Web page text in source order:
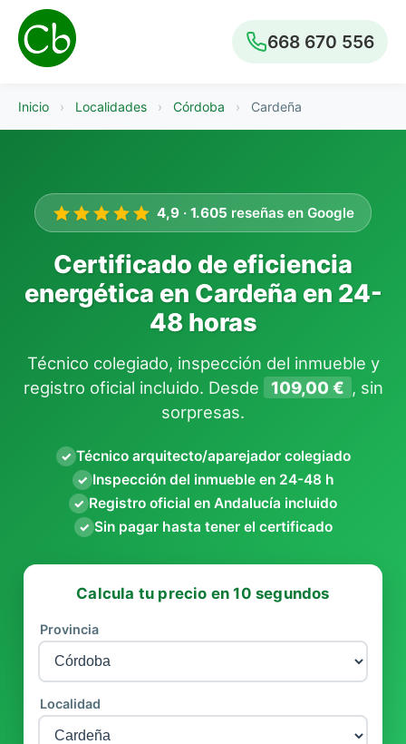
668 670 556
Inicio › Localidades › Córdoba › Cardeña
4,9 · 1.605 reseñas en Google
Certificado de eficiencia
energética en Cardeña en 24-
48 horas
Técnico colegiado, inspección del inmueble y
registro oficial incluido. Desde
109,00 € , sin
sorpresas.
✓ Técnico arquitecto/aparejador colegiado
✓ Inspección del inmueble en 24-48 h
✓ Registro oficial en Andalucía incluido
✓ Sin pagar hasta tener el certificado
Calcula tu precio en 10 segundos
Provincia
Localidad